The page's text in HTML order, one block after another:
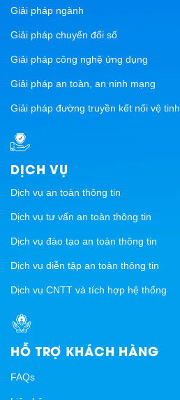
Giải pháp ngành
Giải pháp chuyển đổi số
Giải pháp công nghệ ứng dụng
Giải pháp an toàn, an ninh mạng
Giải pháp đường truyền kết nối vệ tinh
DỊCH VỤ
Dịch vụ an toàn thông tin
Dịch vụ tư vấn an toàn thông tin
Dịch vụ đào tạo an toàn thông tin
Dịch vụ diễn tập an toàn thông tin
Dịch vụ CNTT và tích hợp hệ thống
HỖ TRỢ KHÁCH HÀNG
FAQs